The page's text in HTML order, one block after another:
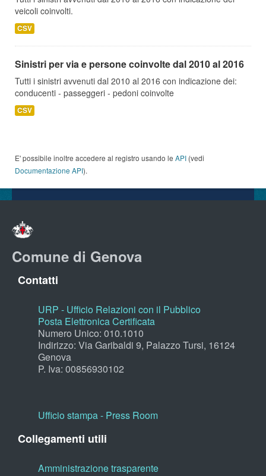
veicoli coinvolti.
CSV
Sinistri per via e persone coinvolte dal 2010 al 2016
Tutti i sinistri avvenuti dal 2010 al 2016 con indicazione dei:
conducenti - passeggeri - pedoni coinvolte
CSV
E' possibile inoltre accedere al registro usando le API (vedi
Documentazione API).
Comune di Genova
Contatti
URP - Ufficio Relazioni con il Pubblico
Posta Elettronica Certificata
Numero Unico: 010.1010
Indirizzo: Via Garibaldi 9, Palazzo Tursi, 16124
Genova
P. Iva: 00856930102
Ufficio stampa - Press Room
Collegamenti utili
Amministrazione trasparente